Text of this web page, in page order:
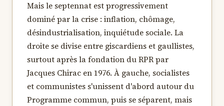
Mais le septennat est progressivement
dominé par la crise : inflation, chômage,
désindustrialisation, inquiétude sociale. La
droite se divise entre giscardiens et gaullistes,
surtout après la fondation du RPR par
Jacques Chirac en 1976. À gauche, socialistes
et communistes s'unissent d'abord autour du
Programme commun, puis se séparent, mais